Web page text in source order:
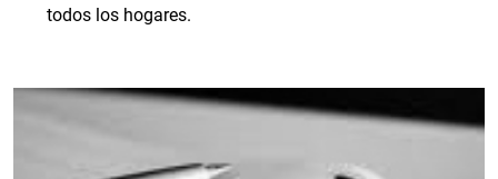
todos los hogares.